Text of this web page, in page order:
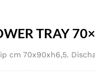
TRAY
cm 70x90xh6,5.